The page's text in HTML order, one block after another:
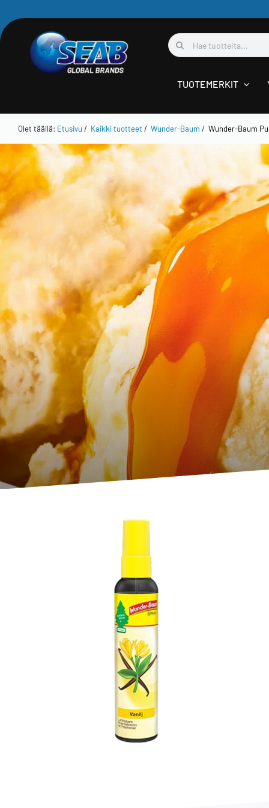
to
content
Etsi
...
TUOTEMERKIT
Olet täällä: Etusivu / Kaikki tuotteet / Wunder-Baum / Wunder-Baum